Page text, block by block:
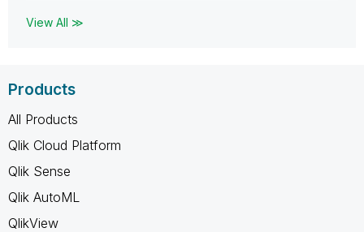
View All ≫
Products
All Products
Qlik Cloud Platform
Qlik Sense
Qlik AutoML
QlikView